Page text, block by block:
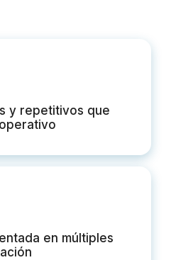
y repetitivos que
en múltiples